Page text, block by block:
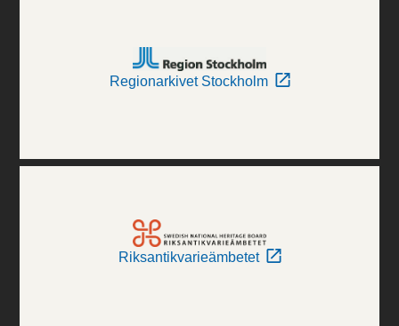
Regionarkivet Stockholm
Riksantikvarieämbetet